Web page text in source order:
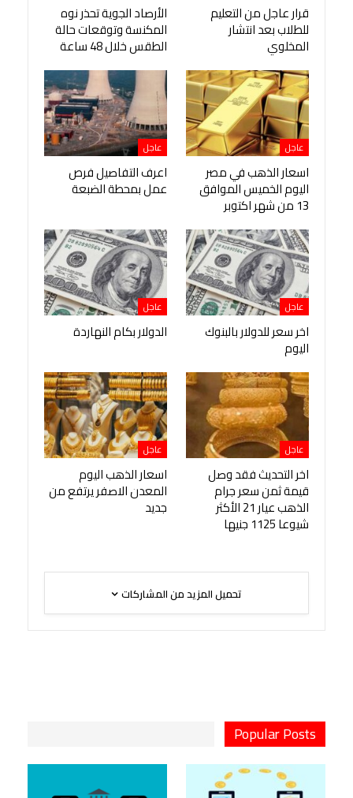
قرار عاجل من التعليم
للطلاب بعد انتشار
المخلوي
الأرصاد الجوية تحذر نوه
المكنسة وتوقعات حالة
الطقس خلال 48 ساعة
عاجل
اسعار الذهب في مصر
اليوم الخميس الموافق
13 من شهر اكتوبر
عاجل
اعرف التفاصيل فرص
عمل بمحطة الضبعة
عاجل
اخر سعر للدولار بالبنوك
اليوم
عاجل
الدولار بكام النهاردة
عاجل
اخر التحديث فقد وصل
قيمة ثمن سعر جرام
الذهب عيار 21 الأكثر
شيوعا 1125 جنيها
عاجل
اسعار الذهب اليوم
المعدن الاصفر يرتفع من
جديد
تحميل المزيد من المشاركات
Popular Posts